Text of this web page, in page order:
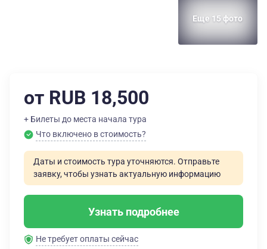
Еще 15 фото
от RUB 18,500
+ Билеты до места начала тура
Что включено в стоимость?
Даты и стоимость тура уточняются. Отправьте
заявку, чтобы узнать актуальную информацию
Узнать подробнее
Не требует оплаты сейчас